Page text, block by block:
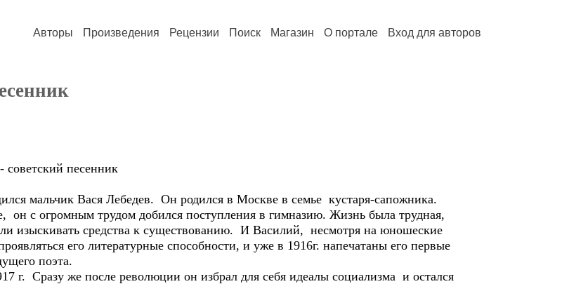
Авторы Произведения Рецензии Поиск Магазин О портале Вход для авторов
песенник
мальчик Вася Лебедев. Он родился в Москве в семье кустаря-сапожника.
он с огромным трудом добился поступления в гимназию. Жизнь была трудная,
изыскивать средства к существованию. И Василий, несмотря на юношеские
его литературные способности, и уже в 1916г. напечатаны его первые
поэта.
г. Сразу же после революции он избрал для себя идеалы социализма и остался